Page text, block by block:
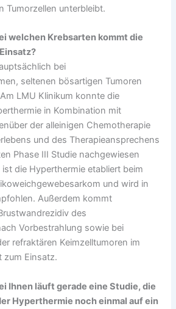
Tumorzellen unterbleibt.
welchen Krebsarten kommt die
bei
seltenen bösartigen Tumoren
LMU Klinikum konnte die
in Kombination mit
der alleinigen Chemotherapie
und des Therapieansprechens
Phase III Studie nachgewiesen
die Hyperthermie etabliert beim
und wird in
Außerdem kommt
des
Vorbestrahlung sowie bei
refraktären Keimzelltumoren im
zum Einsatz.
Ihnen läuft gerade eine Studie, die
Hyperthermie noch einmal auf ein